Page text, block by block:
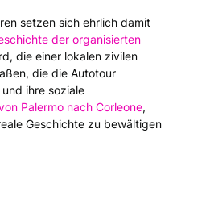
setzen sich ehrlich damit
der organisierten
die einer lokalen zivilen
die die Autotour
und ihre soziale
Palermo nach Corleone,
Geschichte zu bewältigen